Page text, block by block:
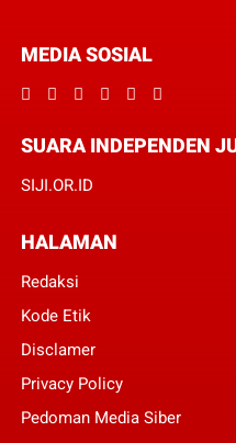
MEDIA SOSIAL
SUARA INDEPENDEN
SIJI.OR.ID
HALAMAN
Redaksi
Kode Etik
Disclamer
Privacy Policy
Pedoman Media Siber